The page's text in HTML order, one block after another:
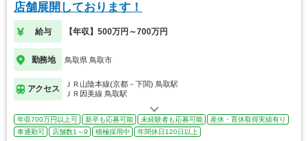
店舗展開しております！
給与 【年収】500万円～700万円
勤務地 鳥取県 鳥取市
アクセス
ＪＲ山陰本線(京都－下関) 鳥取駅
ＪＲ因美線 鳥取駅
年収700万円以上可 新卒も応募可能 未経験者も応募可能
産休・育休取得実績有り
車通勤可
店舗数1～9 積極採用中 年間休日120日以上